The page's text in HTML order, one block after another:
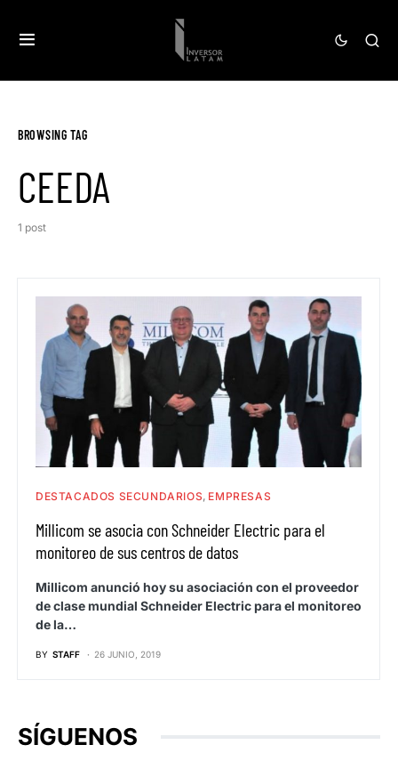
BROWSING TAG
CEEDA
1 post
DESTACADOS SECUNDARIOS EMPRESAS
Millicom se asocia con Schneider Electric para el
monitoreo de sus centros de datos
Millicom anunció hoy su asociación con el proveedor
de clase mundial Schneider Electric para el monitoreo
de la…
BY STAFF 26 JUNIO, 2019
SÍGUENOS